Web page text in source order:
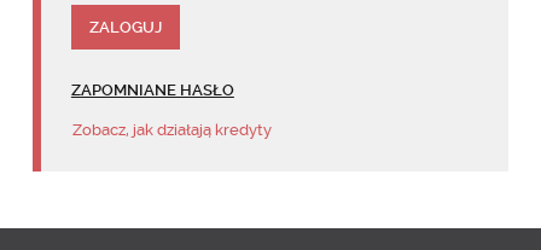
ZAPOMNIANE HASŁO
Zobacz, jak działają kredyty